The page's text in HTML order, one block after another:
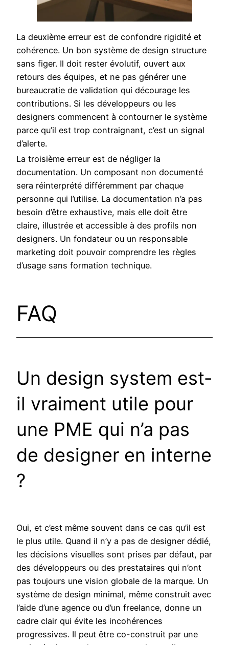
La deuxième erreur est de confondre rigidité et
cohérence. Un bon système de design structure
sans figer. Il doit rester évolutif, ouvert aux
retours des équipes, et ne pas générer une
bureaucratie de validation qui décourage les
contributions. Si les développeurs ou les
designers commencent à contourner le système
parce qu’il est trop contraignant, c’est un signal
d’alerte.
La troisième erreur est de négliger la
documentation. Un composant non documenté
sera réinterprété différemment par chaque
personne qui l’utilise. La documentation n’a pas
besoin d’être exhaustive, mais elle doit être
claire, illustrée et accessible à des profils non
designers. Un fondateur ou un responsable
marketing doit pouvoir comprendre les règles
d’usage sans formation technique.
FAQ
Un design system est-
il vraiment utile pour
une PME qui n’a pas
de designer en interne
?
Oui, et c’est même souvent dans ce cas qu’il est
le plus utile. Quand il n’y a pas de designer dédié,
les décisions visuelles sont prises par défaut, par
des développeurs ou des prestataires qui n’ont
pas toujours une vision globale de la marque. Un
système de design minimal, même construit avec
l’aide d’une agence ou d’un freelance, donne un
cadre clair qui évite les incohérences
progressives. Il peut être co-construit par une